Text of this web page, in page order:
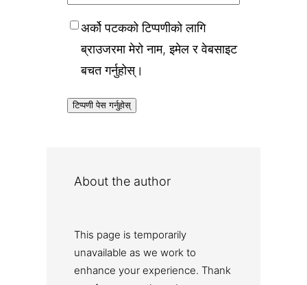
अर्को पटकको टिप्पणीको लागि
ब्राउजरमा मेरो नाम, इमेल र वेबसाइट
बचत गर्नुहोस्।
About the author
This page is temporarily
unavailable as we work to
enhance your experience. Thank